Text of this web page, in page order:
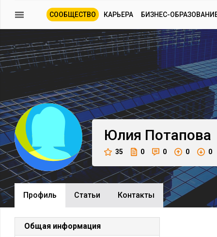
СООБЩЕСТВО КАРЬЕРА БИЗНЕС-
Юлия Потапова
35 0 0 0 0
Профиль Cтатьи Контакты
Общая информация